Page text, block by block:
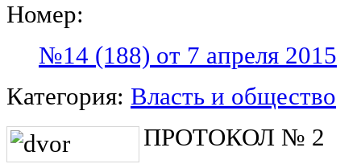
Номер:
№14 (188) от 7 апреля 2015
Категория: Власть и общество
ПРОТОКОЛ № 2